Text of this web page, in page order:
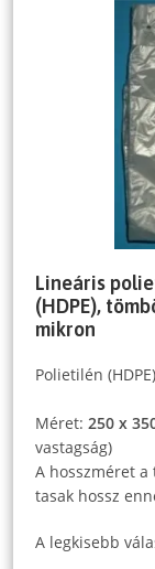
Lineáris
(HDPE),
mikron
Polietilén
Méret:250 x
vastagság)
A hosszméret
tasak hossz
A legkisebb